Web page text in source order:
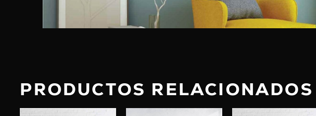
PRODUCTOS RELACIONADOS